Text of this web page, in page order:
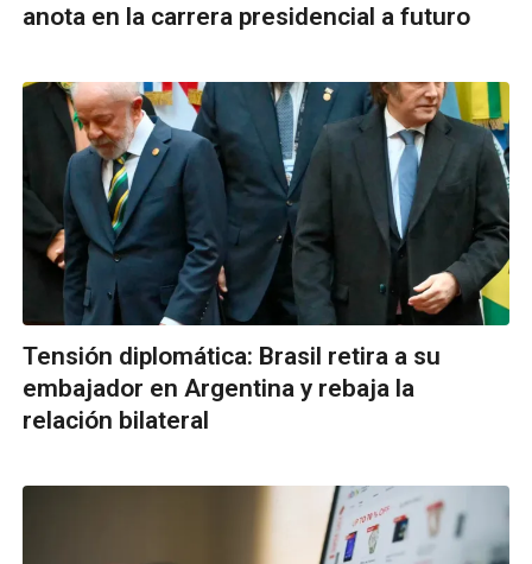
anota en la carrera presidencial a futuro
Tensión diplomática: Brasil retira a su
embajador en Argentina y rebaja la
relación bilateral